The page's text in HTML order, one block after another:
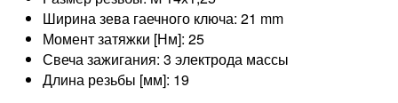
Ширина зева гаечного ключа: 21 mm
Момент затяжки [Нм]: 25
Свеча зажигания: 3 электрода массы
Длина резьбы [мм]: 19